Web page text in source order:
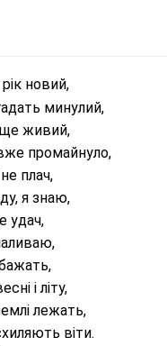
рік новий,
минулий,
живий,
промайнуло,
плач,
я знаю,
удач,
і літу,
лежать,
віти.